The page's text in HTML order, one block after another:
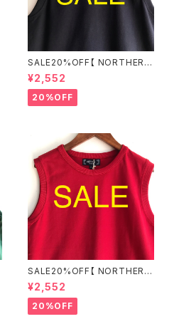
SALE20%OFF【 NORTHERN
TRUCK 】綿100％ カノコタン
クトップ ネイビー Mサイズ ND
CE6276【ノーザントラック】
¥2,552
20%OFF
SALE20%OFF【 NORTHERN
TRUCK 】綿100％ カノコタン
クトップ レッド Mサイズ NDCE
6276【ノーザントラック】
¥2,552
20%OFF